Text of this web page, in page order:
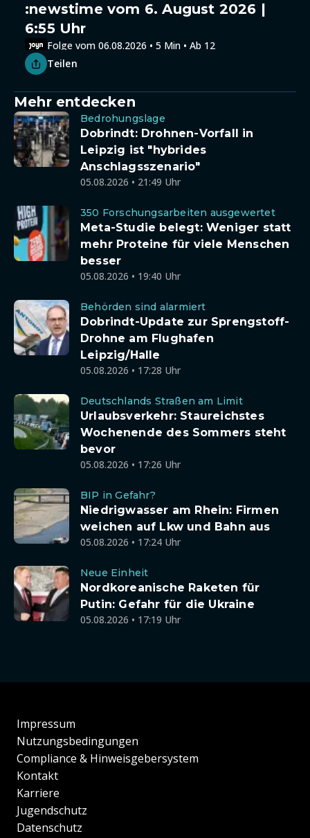
:newstime vom 6. August 2026 |
6:55 Uhr
Folge vom 06.08.2026 • 5 Min • Ab 12
Teilen
Mehr entdecken
Bedrohungslage
Dobrindt: Drohnen-Vorfall in
Leipzig ist "hybrides
Anschlagsszenario"
05.08.2026 • 21:49 Uhr
350 Forschungsarbeiten ausgewertet
Meta-Studie belegt: Weniger statt
mehr Proteine für viele Menschen
besser
05.08.2026 • 19:40 Uhr
Behörden sind alarmiert
Dobrindt-Update zur Sprengstoff-
Drohne am Flughafen
Leipzig/Halle
05.08.2026 • 17:28 Uhr
Deutschlands Straßen am Limit
Urlaubsverkehr: Staureichstes
Wochenende des Sommers steht
bevor
05.08.2026 • 17:26 Uhr
BIP in Gefahr?
Niedrigwasser am Rhein: Firmen
weichen auf Lkw und Bahn aus
05.08.2026 • 17:24 Uhr
Neue Einheit
Nordkoreanische Raketen für
Putin: Gefahr für die Ukraine
05.08.2026 • 17:19 Uhr
Impressum
Nutzungsbedingungen
Compliance & Hinweisgebersystem
Kontakt
Karriere
Jugendschutz
Datenschutz